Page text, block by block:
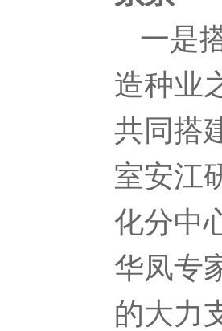
一是
造种业
共同搭
室安江
化分中
华凤专
的大力